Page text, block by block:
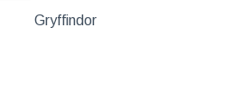
Gryffindor